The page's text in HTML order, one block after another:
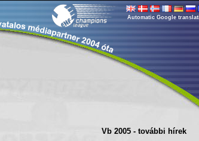
Automatic Google
Vb 2005 - további hírek